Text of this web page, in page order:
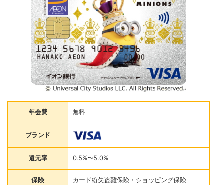
年会費 無料
ブランド
還元率 0.5%〜5.0%
保険 カード紛失盗難保険・ショッピング保険